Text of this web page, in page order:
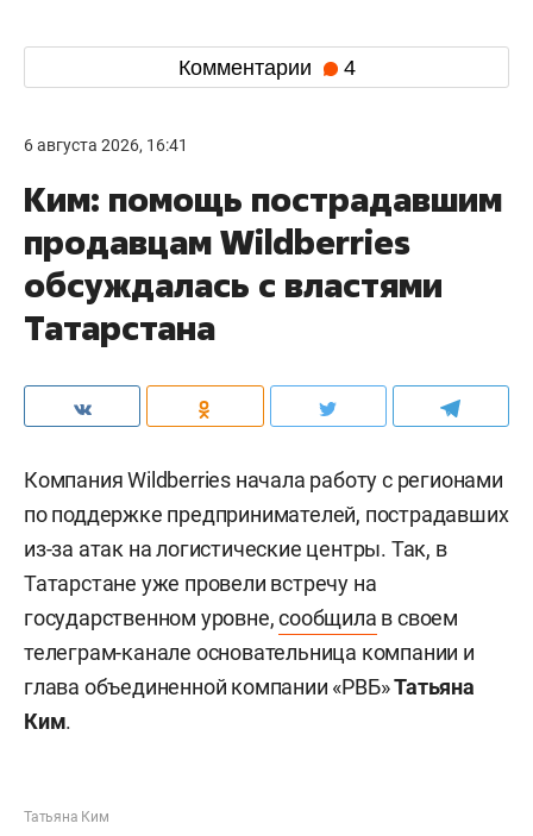
Комментарии 4
6 августа 2026, 16:41
Ким: помощь пострадавшим
продавцам Wildberries
обсуждалась с властями
Татарстана
Компания Wildberries начала работу с регионами
по поддержке предпринимателей, пострадавших
из-за атак на логистические центры. Так, в
Татарстане уже провели встречу на
государственном уровне,сообщила в своем
телеграм-канале основательница компании и
глава объединенной компании «РВБ»Татьяна
Ким.
Татьяна Ким